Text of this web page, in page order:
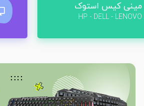
مینی کیس استوک
HP - DELL - LENOVO